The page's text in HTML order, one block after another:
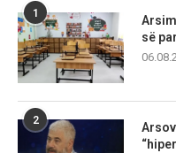
1
së
2